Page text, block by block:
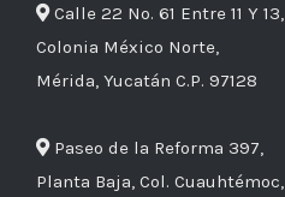
Calle 22 No. 61 Entre 11 Y 13,
Colonia México Norte,
Mérida, Yucatán C.P. 97128
Paseo de la Reforma 397,
Planta Baja, Col. Cuauhtémoc,